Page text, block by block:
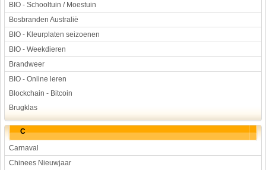
BIO - Schooltuin / Moestuin
Bosbranden Australië
BIO - Kleurplaten seizoenen
BIO - Weekdieren
Brandweer
BIO - Online leren
Blockchain - Bitcoin
Brugklas
C
Carnaval
Chinees Nieuwjaar